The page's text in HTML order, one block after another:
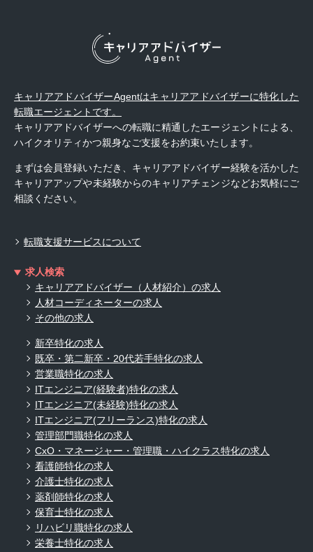
キャリアアドバイザーAgentはキャリアアドバイザーに特化した
転職エージェントです。
キャリアアドバイザーへの転職に精通したエージェントによる、
ハイクオリティかつ親身なご支援をお約束いたします。
まずは会員登録いただき、キャリアアドバイザー経験を活かした
キャリアアップや未経験からのキャリアチェンジなどお気軽にご
相談ください。
転職支援サービスについて
求人検索
キャリアアドバイザー（人材紹介）の求人
人材コーディネーターの求人
その他の求人
新卒特化の求人
既卒・第二新卒・20代若手特化の求人
営業職特化の求人
ITエンジニア(経験者)特化の求人
ITエンジニア(未経験)特化の求人
ITエンジニア(フリーランス)特化の求人
管理部門職特化の求人
CxO・マネージャー・管理職・ハイクラス特化の求人
看護師特化の求人
介護士特化の求人
薬剤師特化の求人
保育士特化の求人
リハビリ職特化の求人
栄養士特化の求人